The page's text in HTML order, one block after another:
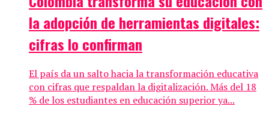
la adopción de herramientas digitales:
cifras lo confirman
El país da un salto hacia la transformación educativa
con cifras que respaldan la digitalización. Más del 18
% de los estudiantes en educación superior ya...